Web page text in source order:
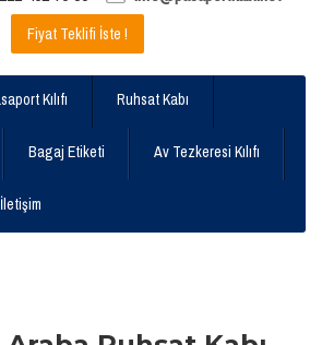
Fiyat Teklifi İste !
Kılıfı Ruhsat Kabı
Bagaj Etiketi Av Tezkeresi Kılıfı
İletişim